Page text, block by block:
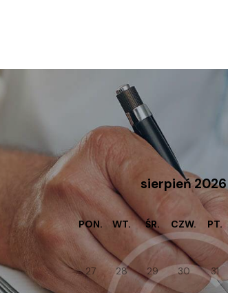
sierpień 2026
PON. WT. ŚR. CZW. PT.
27 28 29 30 31